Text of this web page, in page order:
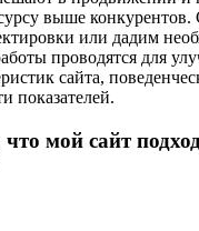
выше
или дадим
проводятся для
сайта,
показателей.
мой сайт